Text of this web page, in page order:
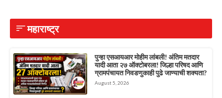
महाराष्ट्र
पुन्हा एसआयआर मोहीम लांबली! अंतिम मतदार
यादी आता २७ ऑक्टोबरला! जिल्हा परिषद आणि
ग्रामपंचायत निवडणुकाही पुढे जाण्याची शक्यता?
August 5, 2026